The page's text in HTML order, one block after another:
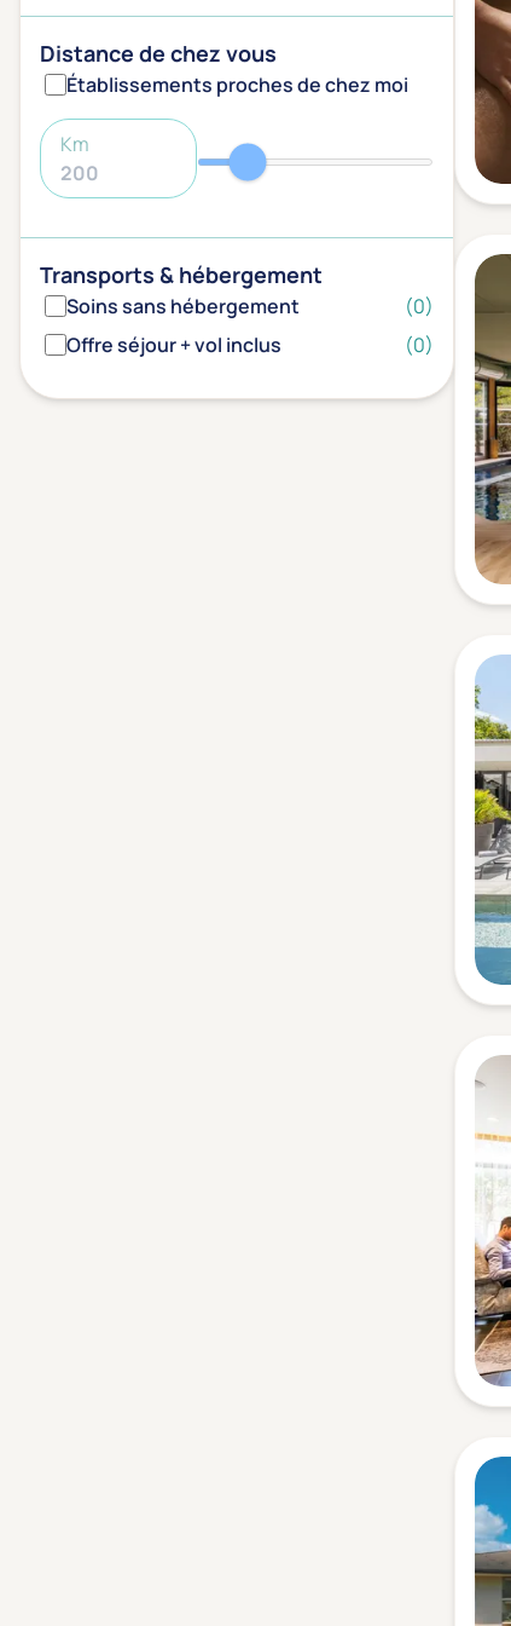
Distance de chez vous
Établissements proches de chez moi
Km
Transports & hébergement
Soins sans hébergement
(0)
Offre séjour + vol inclus
(0)